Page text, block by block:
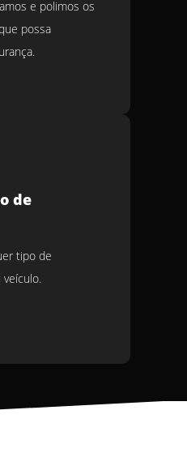
e polimos os
possa
de
tipo de
veículo.